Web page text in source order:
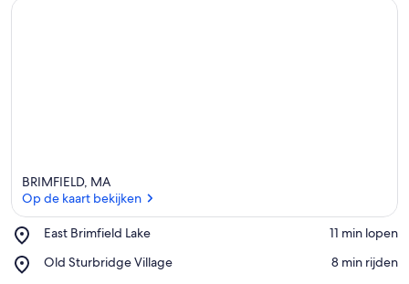
BRIMFIELD, MA
Op de kaart bekijken
East Brimfield Lake
Place,
Brimfield
‪11 min lopen‬
Old Sturbridge Village
Place,
‪8 min rijden‬